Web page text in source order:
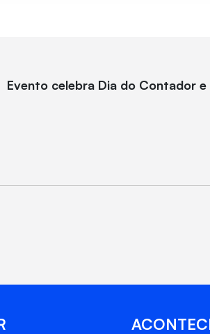
Evento celebra Dia do Contador